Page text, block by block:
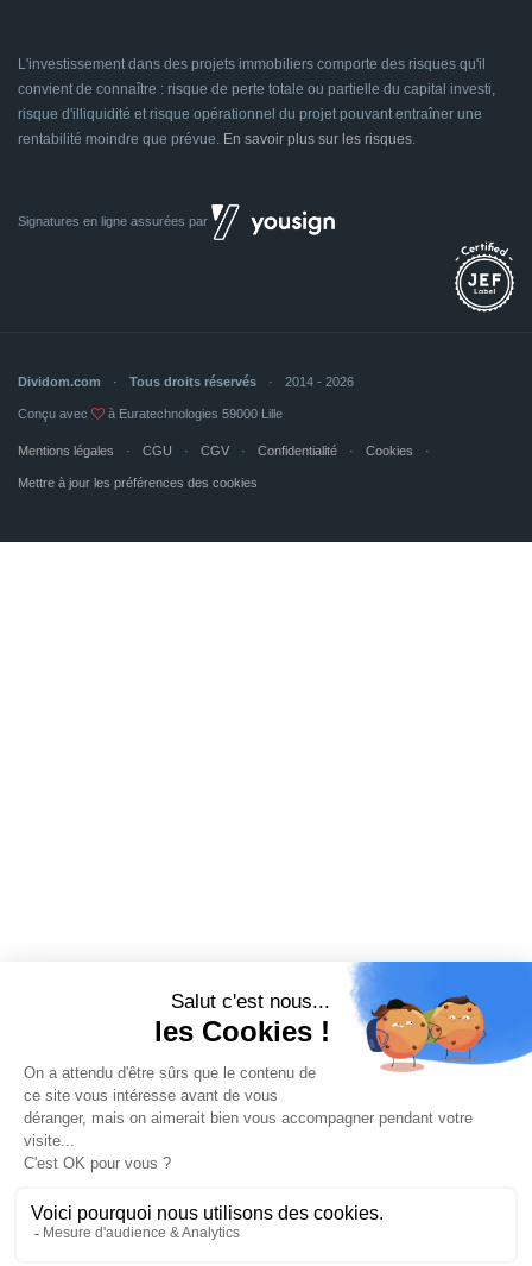
L'investissement dans des projets immobiliers comporte des risques qu'il
convient de connaître : risque de perte totale ou partielle du capital investi,
risque d'illiquidité et risque opérationnel du projet pouvant entraîner une
rentabilité moindre que prévue. En savoir plus sur les risques
Signatures en ligne assurées par
Dividom.com Tous droits réservés 2014 - 2026
Conçu avec à Euratechnologies 59000 Lille
Mentions légales CGU CGV Confidentialité Cookies
Mettre à jour les préférences des cookies